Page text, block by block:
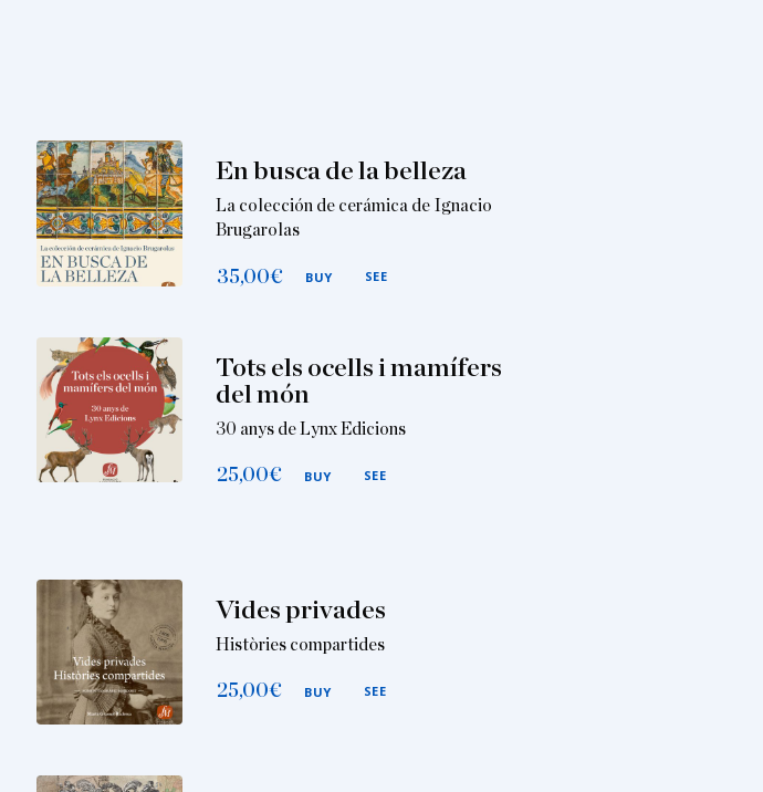
En busca de la belleza
La colección de cerámica de Ignacio
Brugarolas
35,00€ BUY SEE
Tots els ocells i mamífers
del món
30 anys de Lynx Edicions
25,00€ BUY SEE
Vides privades
Històries compartides
25,00€ BUY SEE